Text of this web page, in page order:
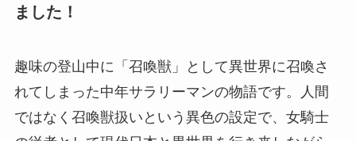
ました！
趣味の登山中に「召喚獣」として異世界に召喚さ
れてしまった中年サラリーマンの物語です。人間
ではなく召喚獣扱いという異色の設定で、女騎士